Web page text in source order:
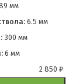
мм
6.5 мм
300 мм
6 мм
2 850₽